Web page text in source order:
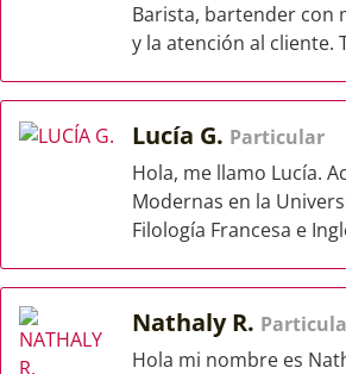
Barista, bartender con
y la atención al cliente.
Lucía G. Particular
Hola, me llamo Lucía.
Modernas en la
Filología Francesa e
Nathaly R.
Hola mi nombre es